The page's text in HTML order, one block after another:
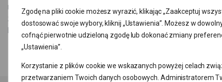
Zgodę na pliki cookie możesz wyrazić, klikając „Zaakceptuj
dostosować swoje wybory, kliknij „Ustawienia”. Możesz w
cofnąć pierwotnie udzieloną zgodę lub dokonać zmiany
„Ustawienia”.
Korzystanie z plików cookie we wskazanych powyżej celach
przetwarzaniem Twoich danych osobowych. Administratorem
może znacząco uprościć i usprawnić proces ich ochrony,
zapewniając spokój ducha i ciągłość działania każdego
biznesu.